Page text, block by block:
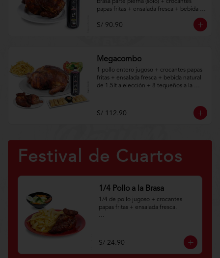
brasa parte pierna (solo) + crocantes
papas fritas + ensalada fresca + bebida
S/ 90.90
Megacombo
1 pollo entero jugoso + crocantes papas
fritas + ensalada fresca + bebida natural
de 1.5lt a elección + 8 tequeños a la
S/ 112.90
Festival de Cuartos
1/4 Pollo a la Brasa
1/4 de pollo jugoso + crocantes
papas fritas + ensalada fresca.
n.com/TYCGenerales
S/ 24.90